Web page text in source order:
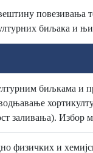
повезивања
биљака и
биљкама и
заливања). Избор
физичких и